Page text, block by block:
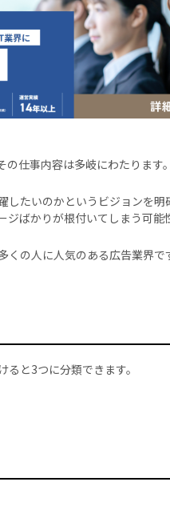
仕事内容は多岐にわたります。
したいのかというビジョンを
ばかりが根付いてしまう可能
くの人に人気のある広告業界
と3つに分類できます。